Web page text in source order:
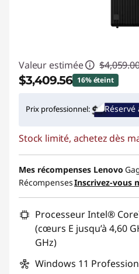
Valeur estimée
$3,409.56 16% éteint
Économies instantanées
Promo price: Max 5 units
Prix professionnel: Réservé
Stock limité, achetez dès
Mes récompenses Lenovo
RécompensesInscrivez-vous
Processeur Intel®
(cœurs E jusqu’à 4,60
GHz)
Windows 11